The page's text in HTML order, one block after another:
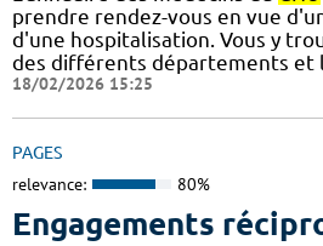
prendre rendez-vous en vue
d'une hospitalisation. Vous y
des différents départements et
18/02/2026 15:25
PAGES
relevance: 80%
Engagements